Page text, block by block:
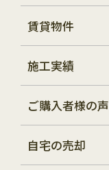
賃貸物件
施工実績
ご購入者様の声
自宅の売却